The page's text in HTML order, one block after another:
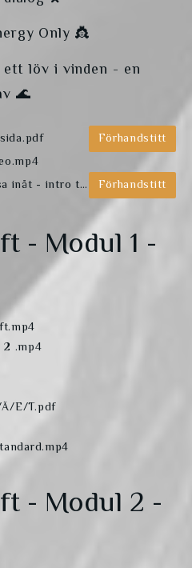
Only 👸
löv i vinden - en
🌊
Förhandstitt
✨ Tankens Kraft – en resa inåt - intro text.pdf
Förhandstitt
- Modul 1 -
2 .mp4
E/T.pdf
- Modul 2 -